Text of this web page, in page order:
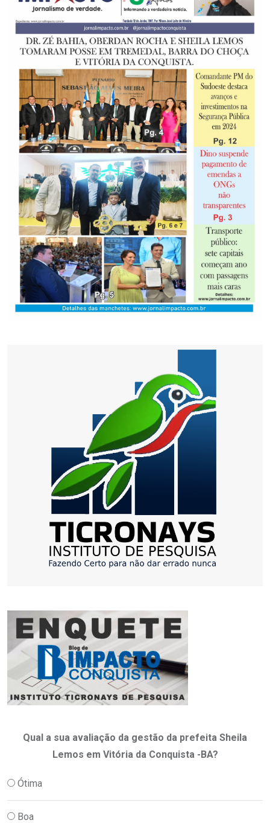
Qual a sua avaliação da gestão da prefeita Sheila
Lemos em Vitória da Conquista -BA?
Ótima
Boa